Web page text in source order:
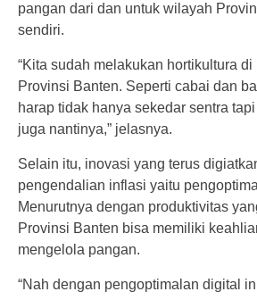
pangan dari dan untuk wilayah
sendiri.
“Kita sudah melakukan hortikultura
Provinsi Banten. Seperti cabai dan
harap tidak hanya sekedar sentra
juga nantinya,” jelasnya.
Selain itu, inovasi yang terus
pengendalian inflasi yaitu
Menurutnya dengan produktivitas
Provinsi Banten bisa memiliki
mengelola pangan.
“Nah dengan pengoptimalan digital